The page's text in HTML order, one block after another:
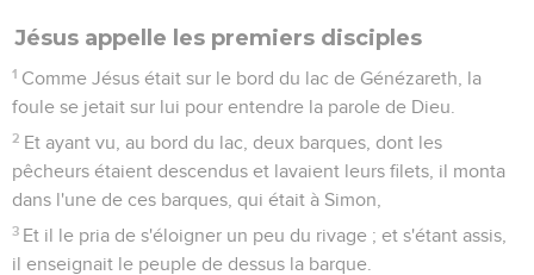
Jésus appelle les premiers disciples
1 Comme Jésus était sur le bord du lac de Génézareth, la
foule se jetait sur lui pour entendre la parole de Dieu.
2 Et ayant vu, au bord du lac, deux barques, dont les
pêcheurs étaient descendus et lavaient leurs filets, il monta
dans l'une de ces barques, qui était à Simon,
3 Et il le pria de s'éloigner un peu du rivage ; et s'étant assis,
il enseignait le peuple de dessus la barque.